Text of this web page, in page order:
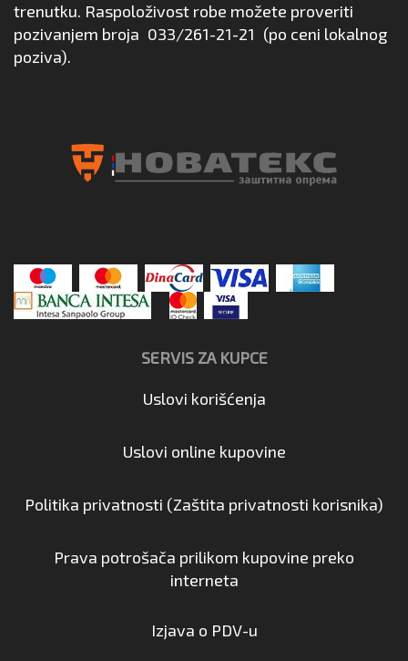
trenutku. Raspoloživost robe možete proveriti
pozivanjem broja 033/261-21-21 (po ceni lokalnog
poziva).
SERVIS ZA KUPCE
Uslovi korišćenja
Uslovi online kupovine
Politika privatnosti (Zaštita privatnosti korisnika)
Prava potrošača prilikom kupovine preko
interneta
Izjava o PDV-u